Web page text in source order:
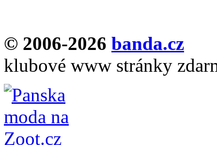
© 2006-2026 banda.cz
klubové www stránky